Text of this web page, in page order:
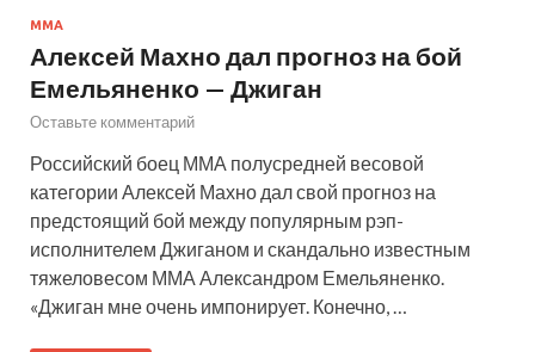
ММА
Алексей Махно дал прогноз на бой
Емельяненко — Джиган
Оставьте комментарий
Российский боец ММА полусредней весовой
категории Алексей Махно дал свой прогноз на
предстоящий бой между популярным рэп-
исполнителем Джиганом и скандально известным
тяжеловесом ММА Александром Емельяненко.
«Джиган мне очень импонирует. Конечно, …